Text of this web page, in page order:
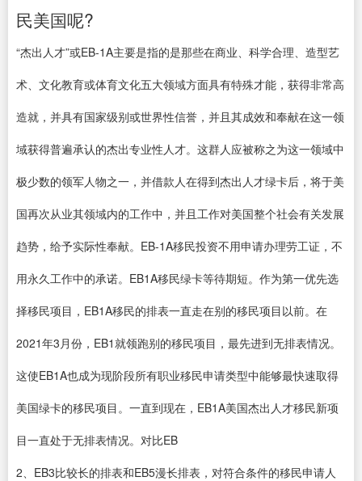
民美国呢?
“杰出人才”或EB-1A主要是指的是那些在商业、科学合理、造型艺
术、文化教育或体育文化五大领域方面具有特殊才能，获得非常高
造就，并具有国家级别或世界性信誉，并且其成效和奉献在这一领
域获得普遍承认的杰出专业性人才。这群人应被称之为这一领域中
极少数的领军人物之一，并借款人在得到杰出人才绿卡后，将于美
国再次从业其领域内的工作中，并且工作对美国整个社会有关发展
趋势，给予实际性奉献。EB-1A移民投资不用申请办理劳工证，不
用永久工作中的承诺。EB1A移民绿卡等待期短。作为第一优先选
择移民项目，EB1A移民的排表一直走在别的移民项目以前。在
2021年3月份，EB1就领跑别的移民项目，最先进到无排表情况。
这使EB1A也成为现阶段所有职业移民申请类型中能够最快速取得
美国绿卡的移民项目。一直到现在，EB1A美国杰出人才移民新项
目一直处于无排表情况。对比EB
2、EB3比较长的排表和EB5漫长排表，对符合条件的移民申请人